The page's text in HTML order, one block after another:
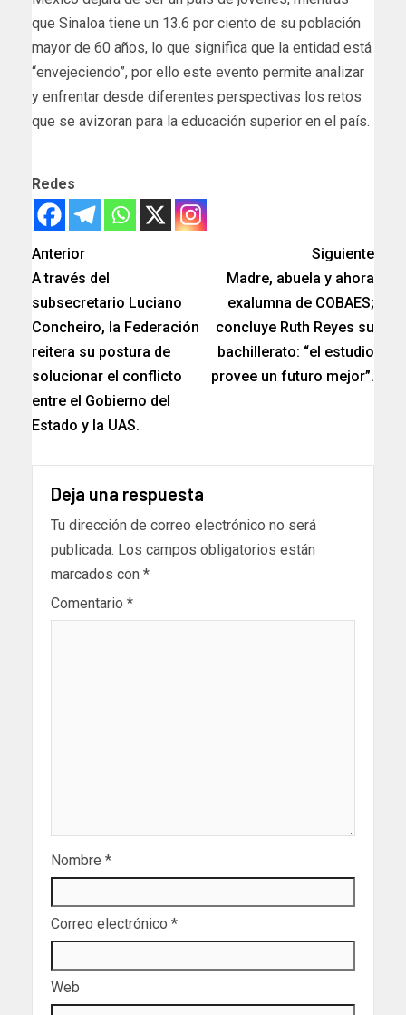
que Sinaloa tiene un 13.6 por ciento de su población
mayor de 60 años, lo que significa que la entidad está
“envejeciendo”, por ello este evento permite analizar
y enfrentar desde diferentes perspectivas los retos
que se avizoran para la educación superior en el país.
Redes
Anterior
A través del
subsecretario Luciano
Concheiro, la Federación
reitera su postura de
solucionar el conflicto
entre el Gobierno del
Estado y la UAS.
Siguiente
Madre, abuela y ahora
exalumna de COBAES;
concluye Ruth Reyes su
bachillerato: “el estudio
provee un futuro mejor”.
Deja una respuesta
Tu dirección de correo electrónico no será
publicada. Los campos obligatorios están
marcados con *
Comentario *
Nombre *
Correo electrónico *
Web